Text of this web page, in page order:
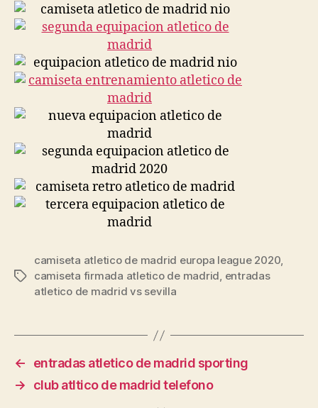
Etiquetas
camiseta atletico de madrid europa league 2020,
camiseta firmada atletico de madrid, entradas
atletico de madrid vs sevilla
←
entradas atletico de madrid sporting
→
club atltico de madrid telefono